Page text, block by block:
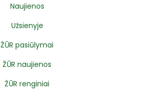
Naujienos
Užsienyje
ŽŪR pasiūlymai
ŽŪR naujienos
ŽŪR renginiai